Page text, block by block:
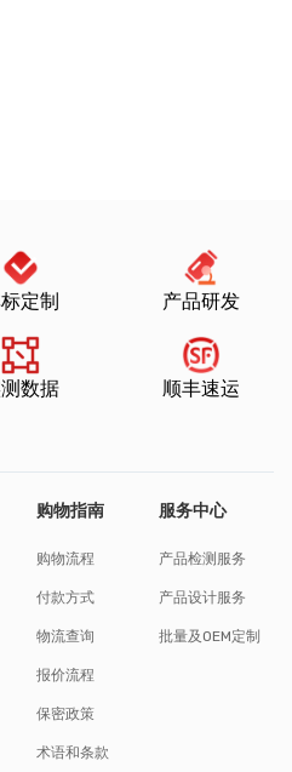
定制 产品研发
数据 顺丰速运
购物指南
购物流程
付款方式
物流查询
报价流程
保密政策
术语和条款
服务中心
产品检测服务
产品设计服务
批量及OEM定制